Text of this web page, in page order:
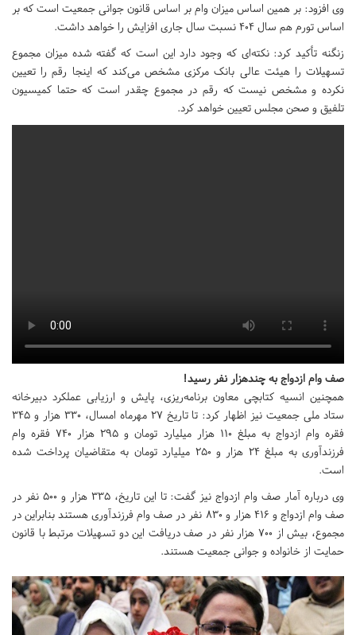
وی افزود: بر همین اساس میزان وام بر اساس قانون جوانی جمعیت است که بر
اساس تورم هم سال ۴۰۴ نسبت سال جاری افزایش را خواهد داشت.
زنگنه تأکید کرد: نکته‌ای که وجود دارد این است که گفته شده میزان مجموع
تسهیلات را هیئت عالی بانک مرکزی مشخص می‌کند که اینجا رقم را تعیین
نکرده و مشخص نیست که رقم در مجموع چقدر است که حتما کمیسیون
تلفیق و صحن مجلس تعیین خواهد کرد.
صف وام ازدواج به چندهزار نفر رسید!
همچنین انسیه کتابچی معاون برنامه‌ریزی، پایش و ارزیابی عملکرد دبیرخانه
ستاد ملی جمعیت نیز اظهار کرد: تا تاریخ ۲۷ مهرماه امسال، ۳۳۰ هزار و ۳۴۵
فقره وام ازدواج به مبلغ ۱۱۰ هزار میلیارد تومان و ۲۹۵ هزار ۷۴۰ فقره وام
فرزندآوری به مبلغ ۲۴ هزار و ۲۵۰ میلیارد تومان به متقاضیان پرداخت شده
است.
وی درباره آمار صف وام ازدواج نیز گفت: تا این تاریخ، ۳۳۵ هزار و ۵۰۰ نفر در
صف وام ازدواج و ۴۱۶ هزار و ۸۳۰ نفر در صف وام فرزندآوری هستند بنابراین در
مجموع، بیش از ۷۰۰ هزار نفر در صف دریافت این دو تسهیلات مرتبط با قانون
حمایت از خانواده و جوانی جمعیت هستند.